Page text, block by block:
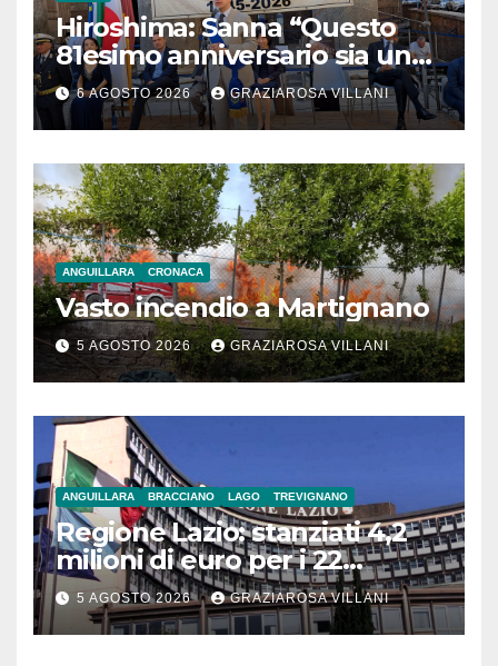
Hiroshima: Sanna “Questo
81esimo anniversario sia un
monito per tutti”
6 AGOSTO 2026 GRAZIAROSA VILLANI
ANGUILLARA CRONACA
Vasto incendio a Martignano
5 AGOSTO 2026 GRAZIAROSA VILLANI
ANGUILLARA BRACCIANO LAGO TREVIGNANO
Regione Lazio: stanziati 4,2
milioni di euro per i 22
Comuni dell’Etruria
Meridionale
5 AGOSTO 2026 GRAZIAROSA VILLANI